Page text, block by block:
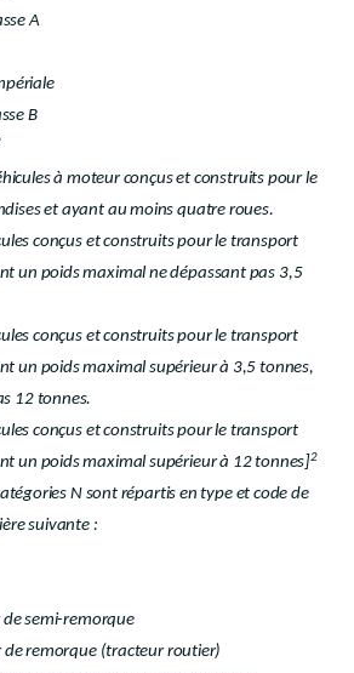
A
B
à moteur conçus et construits pour le
et ayant au moins quatre roues.
conçus et construits pour le transport
un poids maximal ne dépassant pas 3,5
conçus et construits pour le transport
un poids maximal supérieur à 3,5 tonnes,
12 tonnes.
conçus et construits pour le transport
un poids maximal supérieur à 12 tonnes]2
N sont répartis en type et code de
suivante :
de semi-remorque
de remorque (tracteur routier)